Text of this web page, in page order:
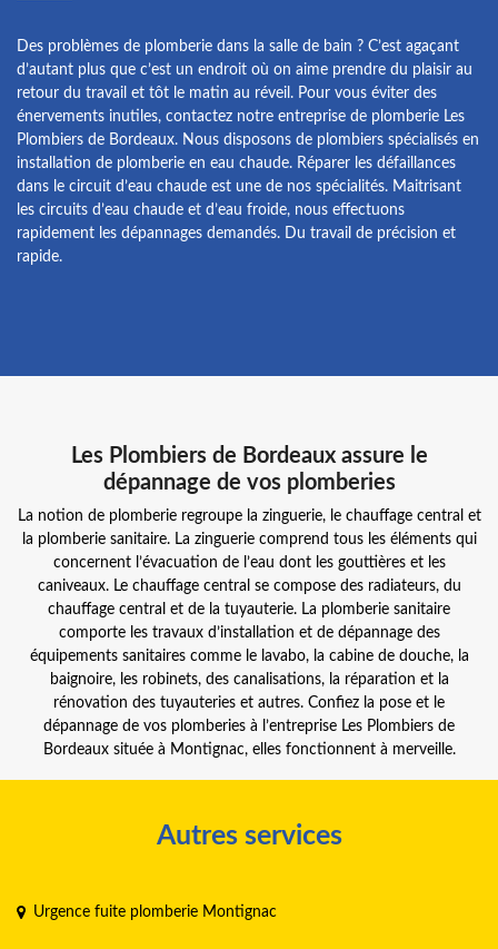
Des problèmes de plomberie dans la salle de bain ? C’est agaçant
d’autant plus que c’est un endroit où on aime prendre du plaisir au
retour du travail et tôt le matin au réveil. Pour vous éviter des
énervements inutiles, contactez notre entreprise de plomberie Les
Plombiers de Bordeaux. Nous disposons de plombiers spécialisés en
installation de plomberie en eau chaude. Réparer les défaillances
dans le circuit d’eau chaude est une de nos spécialités. Maitrisant
les circuits d’eau chaude et d’eau froide, nous effectuons
rapidement les dépannages demandés. Du travail de précision et
rapide.
Les Plombiers de Bordeaux assure le
dépannage de vos plomberies
La notion de plomberie regroupe la zinguerie, le chauffage central et
la plomberie sanitaire. La zinguerie comprend tous les éléments qui
concernent l’évacuation de l’eau dont les gouttières et les
caniveaux. Le chauffage central se compose des radiateurs, du
chauffage central et de la tuyauterie. La plomberie sanitaire
comporte les travaux d’installation et de dépannage des
équipements sanitaires comme le lavabo, la cabine de douche, la
baignoire, les robinets, des canalisations, la réparation et la
rénovation des tuyauteries et autres. Confiez la pose et le
dépannage de vos plomberies à l’entreprise Les Plombiers de
Bordeaux située à Montignac, elles fonctionnent à merveille.
Autres services
Urgence fuite plomberie Montignac